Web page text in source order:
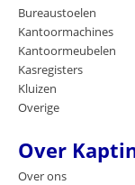
Bureaustoelen
Kantoormachines
Kantoormeubelen
Kasregisters
Kluizen
Overige
Over
Over ons